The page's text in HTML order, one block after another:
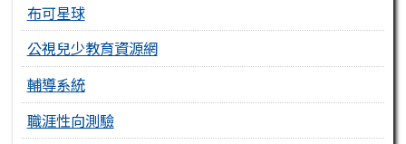
布可星球
公視兒少教育資源網
輔導系統
職涯性向測驗